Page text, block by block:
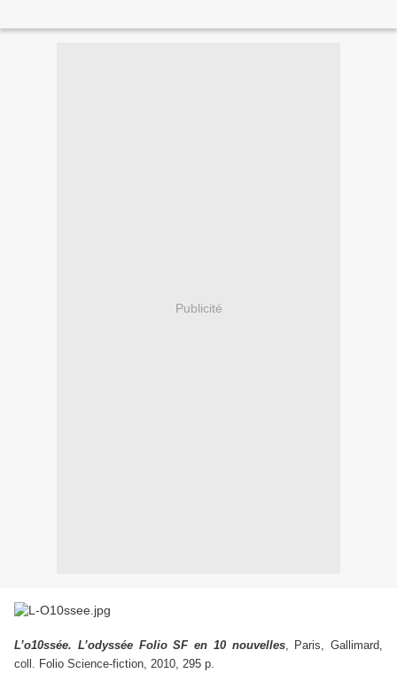
Publicité
L’o10ssée. L’odyssée Folio SF en 10 nouvelles, Paris, Gallimard,
coll. Folio Science-fiction, 2010, 295 p.